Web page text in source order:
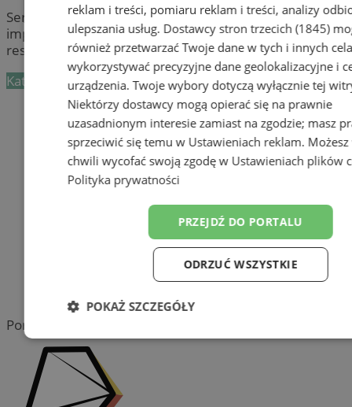
Serdecznie zapraszamy Państwa do organizowania
imprez okolicznościowych w wodzisławskich
restauracjach! Być może mają jeszczewolne terminy!
Kategoria nie zawiera żadnych prezentacji firm.
Dodaj firmę
Pozostałe firmy w kategorii
reklama
Tworzenie stron www -
Wodzisław Śląski
Portal należy do sieci
reklam i treści, pomiaru reklam i treści, analizy
ulepszania usług. Dostawcy stron trzecich (1845)
również przetwarzać Twoje dane w tych i innych
wykorzystywać precyzyjne dane geolokalizacyjne i
urządzenia. Twoje wybory dotyczą wyłącznie tej
Niektórzy dostawcy mogą opierać się na prawnie
uzasadnionym interesie zamiast na zgodzie; masz
sprzeciwić się temu w Ustawieniach reklam.
chwili wycofać swoją zgodę w Ustawieniach plików
Polityka prywatności
PRZEJDŹ DO PORTALU
ODRZUĆ WSZYSTKIE
POKAŻ SZCZEGÓŁY
Niezbędne Wydajność
Funkcjonalność